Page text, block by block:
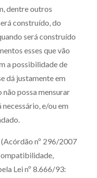
dentre outros
construído, do
será construído
esses que vão
a possibilidade de
dá justamente em
possa mensurar
e/ou em
nº 296/2007
Lei nº 8.666/93: